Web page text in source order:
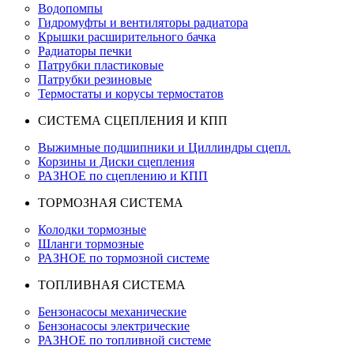
Водопомпы
Гидромуфты и вентиляторы радиатора
Крышки расширительного бачка
Радиаторы печки
Патрубки пластиковые
Патрубки резиновые
Термостаты и корусы термостатов
СИСТЕМА СЦЕПЛЕНИЯ И КПП
Выжимные подшипники и Циллиндры сцепл.
Корзины и Диски сцепления
РАЗНОЕ по сцеплению и КПП
ТОРМОЗНАЯ СИСТЕМА
Колодки тормозные
Шланги тормозные
РАЗНОЕ по тормозной системе
ТОПЛИВНАЯ СИСТЕМА
Бензонасосы механические
Бензонасосы электрические
РАЗНОЕ по топливной системе